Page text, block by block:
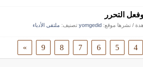
التحرر
/ نشرها موقع: yomgedid تصنيف: ملتقى الأدباء
4
5
6
7
8
9
»